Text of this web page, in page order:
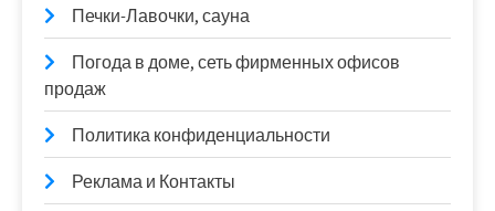
Печки-Лавочки, сауна
Погода в доме, сеть фирменных офисов
продаж
Политика конфиденциальности
Реклама и Контакты